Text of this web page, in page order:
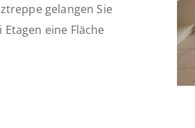
gelangen Sie
eine Fläche